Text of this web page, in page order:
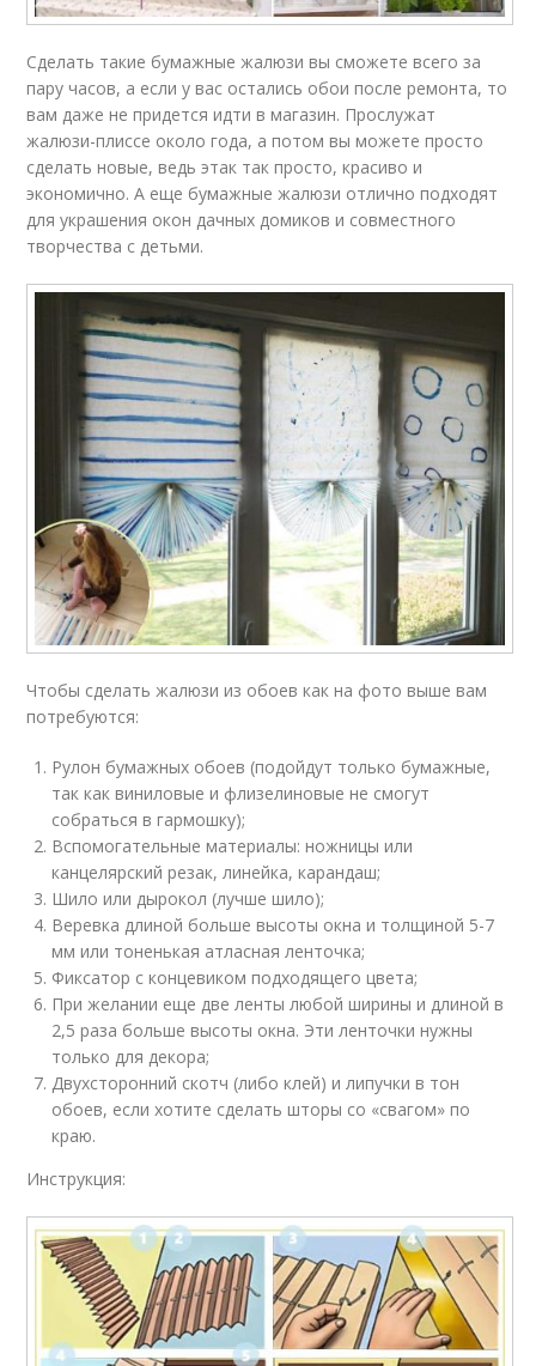
Сделать такие бумажные жалюзи вы сможете всего за
пару часов, а если у вас остались обои после ремонта, то
вам даже не придется идти в магазин. Прослужат
жалюзи-плиссе около года, а потом вы можете просто
сделать новые, ведь этак так просто, красиво и
экономично. А еще бумажные жалюзи отлично подходят
для украшения окон дачных домиков и совместного
творчества с детьми.
Чтобы сделать жалюзи из обоев как на фото выше вам
потребуются:
Рулон бумажных обоев (подойдут только бумажные,
так как виниловые и флизелиновые не смогут
собраться в гармошку);
Вспомогательные материалы: ножницы или
канцелярский резак, линейка, карандаш;
Шило или дырокол (лучше шило);
Веревка длиной больше высоты окна и толщиной 5-7
мм или тоненькая атласная ленточка;
Фиксатор с концевиком подходящего цвета;
При желании еще две ленты любой ширины и длиной в
2,5 раза больше высоты окна. Эти ленточки нужны
только для декора;
Двухсторонний скотч (либо клей) и липучки в тон
обоев, если хотите сделать шторы со «свагом» по
краю.
Инструкция: